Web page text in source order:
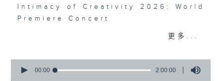
Intimacy of Creativity 2026: World
Premiere Concert
Harry GONZÁLEZ
更多...
seconds
00:00 2:00:00